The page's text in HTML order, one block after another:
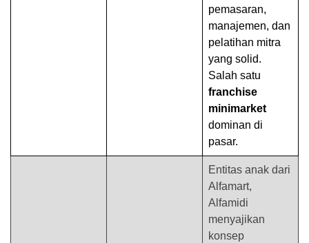
pemasaran,
manajemen, dan
pelatihan mitra
yang solid.
Salah satu
franchise
minimarket
dominan di
pasar.
Entitas anak dari
Alfamart,
Alfamidi
menyajikan
konsep